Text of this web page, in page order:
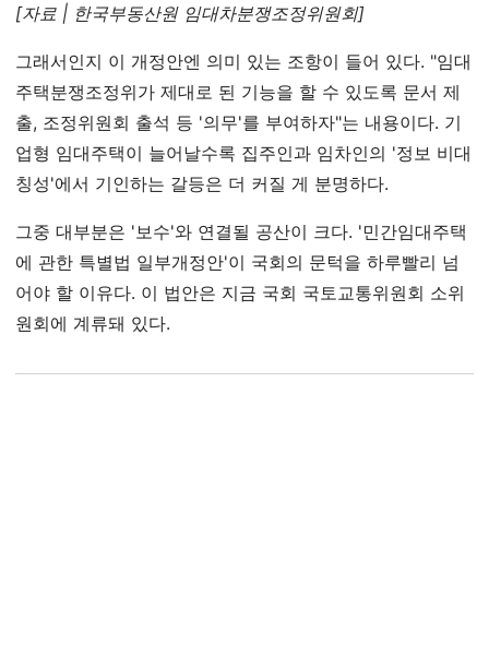
[자료 | 한국부동산원 임대차분쟁조정위원회]
그래서인지 이 개정안엔 의미 있는 조항이 들어 있다. "임대
주택분쟁조정위가 제대로 된 기능을 할 수 있도록 문서 제
출, 조정위원회 출석 등 '의무'를 부여하자"는 내용이다. 기
업형 임대주택이 늘어날수록 집주인과 임차인의 '정보 비대
칭성'에서 기인하는 갈등은 더 커질 게 분명하다.
그중 대부분은 '보수'와 연결될 공산이 크다. '민간임대주택
에 관한 특별법 일부개정안'이 국회의 문턱을 하루빨리 넘
어야 할 이유다. 이 법안은 지금 국회 국토교통위원회 소위
원회에 계류돼 있다.